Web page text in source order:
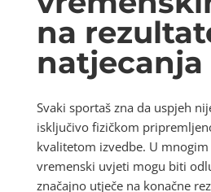
na
natjecanja
Svaki sportaš zna da uspjeh
isključivo fizičkom
kvalitetom izvedbe. U
vremenski uvjeti mogu biti
značajno utječe na konačne